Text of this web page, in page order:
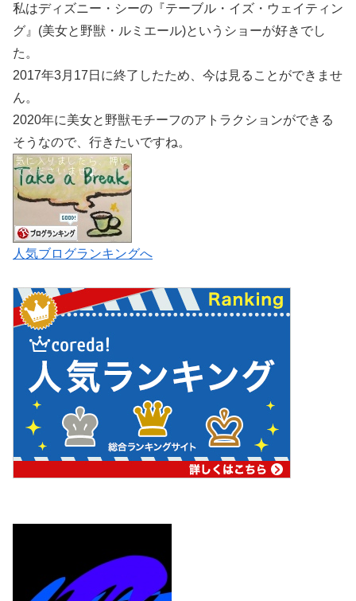
私はディズニー・シーの『テーブル・イズ・ウェイティン
グ』(美女と野獣・ルミエール)というショーが好きでし
た。
2017年3月17日に終了したため、今は見ることができませ
ん。
2020年に美女と野獣モチーフのアトラクションができる
そうなので、行きたいですね。
人気ブログランキングへ